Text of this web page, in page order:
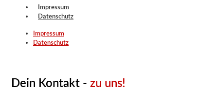
Impressum
Datenschutz
Impressum
Datenschutz
Dein Kontakt - zu uns!